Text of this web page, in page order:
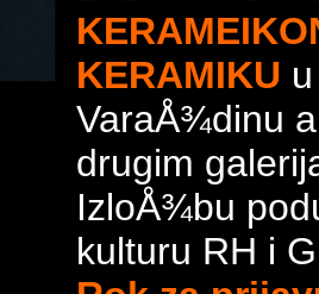
KERAMIKU
VaraÅ¾dinu
drugim
IzloÅ¾bu
kulturu RH i